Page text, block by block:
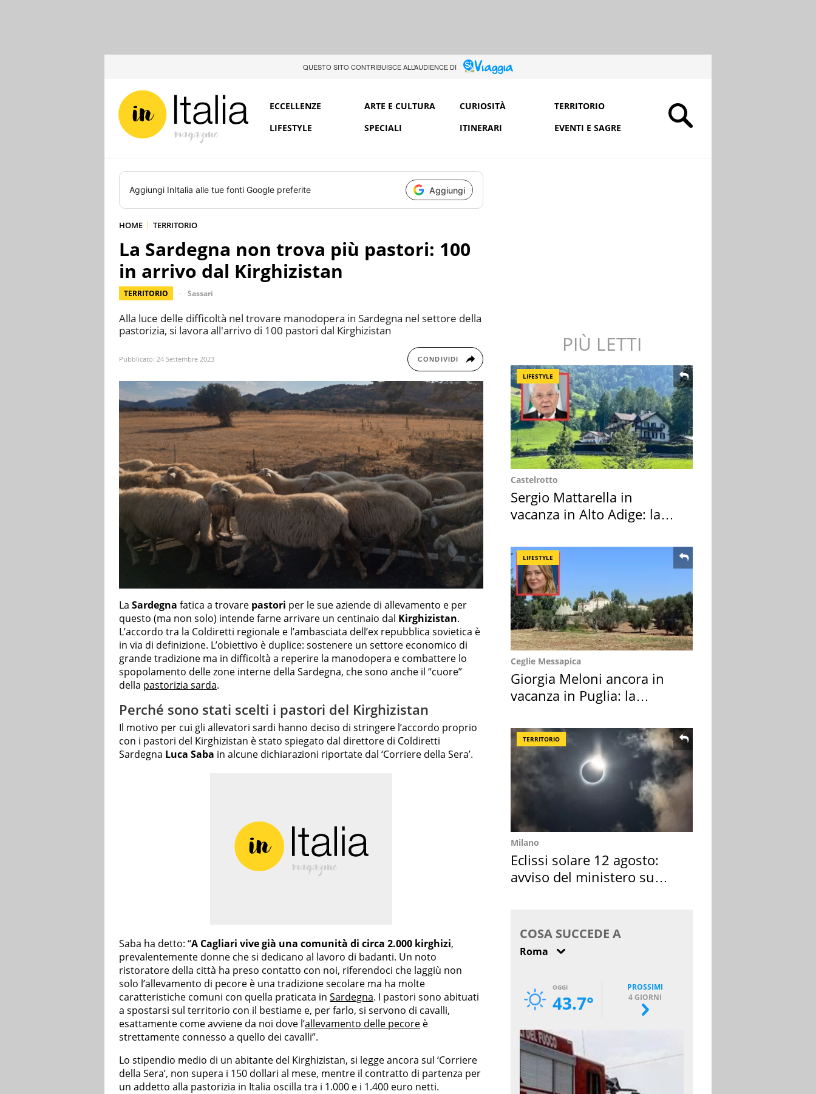
QUESTO SITO CONTRIBUISCE ALL’AUDIENCE DI
ECCELLENZE ARTE E CULTURA CURIOSITÀ
TERRITORIO
LIFESTYLE
SPECIALI ITINERARI EVENTI E SAGRE
Aggiungi InItalia alle tue fonti Google preferite Aggiungi
HOME TERRITORIO
La Sardegna non trova più pastori: 100
in arrivo dal Kirghizistan
TERRITORIO Sassari
Alla luce delle difficoltà nel trovare manodopera in Sardegna nel settore della
pastorizia, si lavora all'arrivo di 100 pastori dal Kirghizistan
Pubblicato: 24 Settembre 2023 CONDIVIDI
La Sardegna fatica a trovare pastori per le sue aziende di allevamento e per
questo (ma non solo) intende farne arrivare un centinaio dal Kirghizistan.
L’accordo tra la Coldiretti regionale e l’ambasciata dell’ex repubblica sovietica è
in via di definizione. L’obiettivo è duplice: sostenere un settore economico di
grande tradizione ma in difficoltà a reperire la manodopera e combattere lo
spopolamento delle zone interne della Sardegna, che sono anche il “cuore”
della pastorizia sarda.
Perché sono stati scelti i pastori del Kirghizistan
Il motivo per cui gli allevatori sardi hanno deciso di stringere l’accordo proprio
con i pastori del Kirghizistan è stato spiegato dal direttore di Coldiretti
Sardegna Luca Saba in alcune dichiarazioni riportate dal ‘Corriere della Sera’.
Saba ha detto: “A Cagliari vive già una comunità di circa 2.000 kirghizi,
prevalentemente donne che si dedicano al lavoro di badanti. Un noto
ristoratore della città ha preso contatto con noi, riferendoci che laggiù non
solo l’allevamento di pecore è una tradizione secolare ma ha molte
caratteristiche comuni con quella praticata in Sardegna. I pastori sono abituati
a spostarsi sul territorio con il bestiame e, per farlo, si servono di cavalli,
esattamente come avviene da noi dove l’allevamento delle pecore è
strettamente connesso a quello dei cavalli”.
Lo stipendio medio di un abitante del Kirghizistan, si legge ancora sul ‘Corriere
della Sera’, non supera i 150 dollari al mese, mentre il contratto di partenza per
un addetto alla pastorizia in Italia oscilla tra i 1.000 e i 1.400 euro netti.
PIÙ LETTI
LIFESTYLE
Castelrotto
Sergio Mattarella in
vacanza in Alto Adige: la
LIFESTYLE
Ceglie Messapica
Giorgia Meloni ancora in
vacanza in Puglia: la
TERRITORIO
Milano
Eclissi solare 12 agosto:
avviso del ministero su